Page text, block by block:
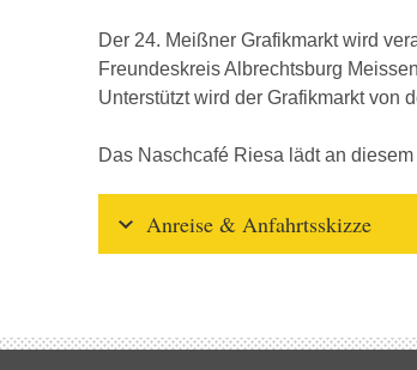
Der 24. Meißner Grafikmarkt wird
Freundeskreis Albrechtsburg
Unterstützt wird der Grafikmarkt von
Das Naschcafé Riesa lädt an
Anreise & Anfahrtsskizze